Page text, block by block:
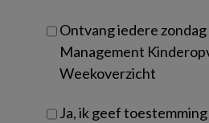
Ontvang iedere
Management
Weekoverzicht
Ja, ik geef